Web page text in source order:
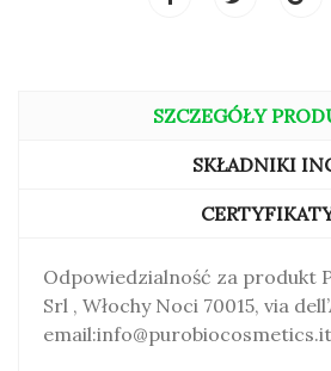
PO WYBORZE KOLORU-
ZMIENIAJĄ SIĘ I
SZCZEGÓŁY
SKŁADNIKI
Odpowiedzialność za produkt
Srl , Włochy Noci 70015, via
email:info@purobiocosmetics.it